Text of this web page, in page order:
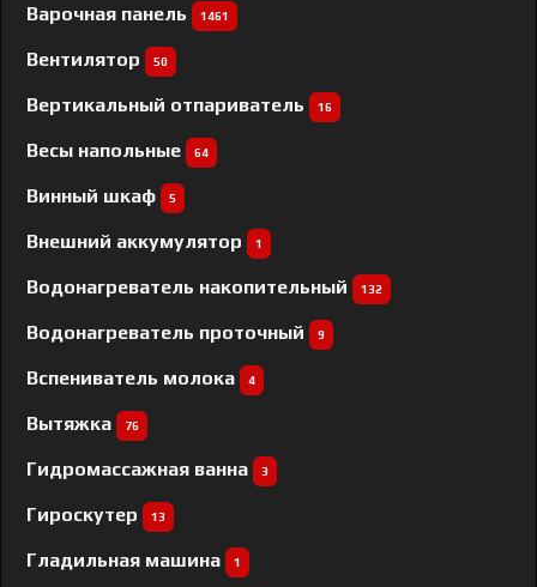
Варочная панель 1461
Вентилятор 50
Вертикальный отпариватель 16
Весы напольные 64
Винный шкаф 5
Внешний аккумулятор 1
Водонагреватель накопительный 132
Водонагреватель проточный 9
Вспениватель молока 4
Вытяжка 76
Гидромассажная ванна 3
Гироскутер 13
Гладильная машина 1